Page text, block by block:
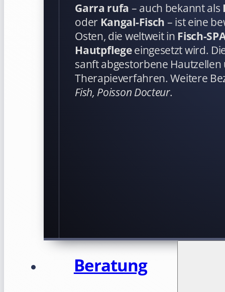
Garra rufa – auch bekannt als
oder Kangal-Fisch – ist eine
Osten, die weltweit in Fisch-
Hautpflegeeingesetzt wird.
sanft abgestorbene
Therapieverfahren. Weitere
Fish, Poisson Docteur.
Beratung